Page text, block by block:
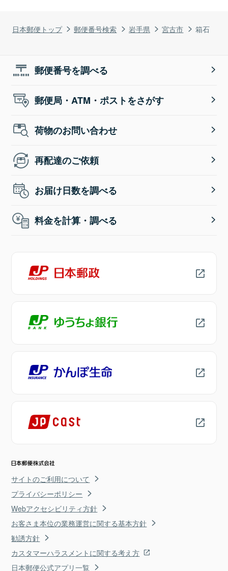
日本郵便トップ 郵便番号検索 岩手県 宮古市 箱石
郵便番号を調べる
郵便局・ATM・ポストをさがす
荷物のお問い合わせ
再配達のご依頼
お届け日数を調べる
料金を計算・調べる
サイトのご利用について
プライバシーポリシー
Webアクセシビリティ方針
お客さま本位の業務運営に関する基本方針
勧誘方針
カスタマーハラスメントに関する考え方
日本郵便公式アプリ一覧